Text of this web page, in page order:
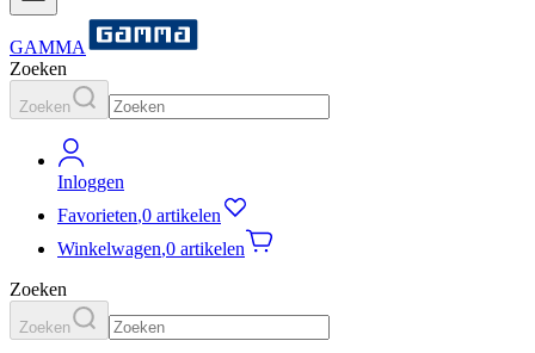
GAMMA
Zoeken
Zoeken
Inloggen
Favorieten,0 artikelen
Winkelwagen,0 artikelen
Zoeken
Zoeken